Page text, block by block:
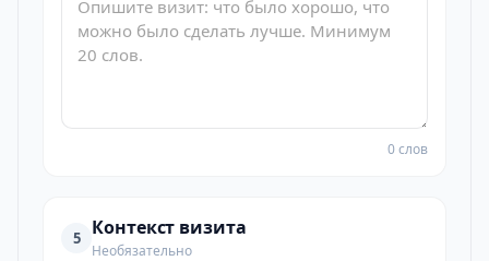
0 слов
5 Контекст визита
Необязательно